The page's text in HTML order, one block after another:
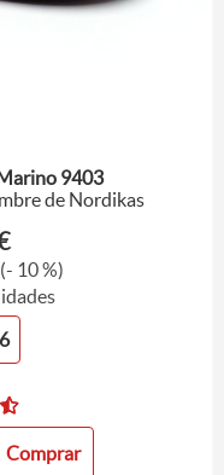
9403
de Nordikas
(- 10 %)
Comprar